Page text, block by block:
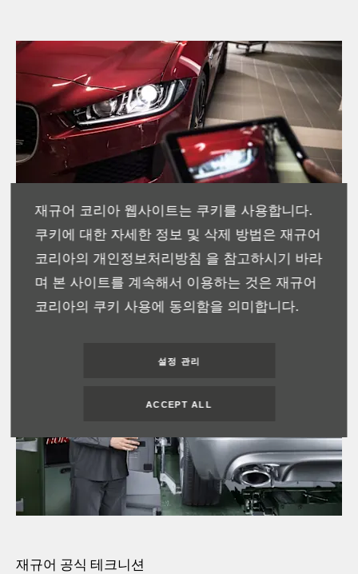
재규어 코리아 웹사이트는 쿠키를 사용합니다.
쿠키에 대한 자세한 정보 및 삭제 방법은 재규어
코리아의 개인정보처리방침 을 참고하시기 바라
며 본 사이트를 계속해서 이용하는 것은 재규어
코리아의 쿠키 사용에 동의함을 의미합니다.
설정 관리
ACCEPT ALL
재규어 공식 테크니션